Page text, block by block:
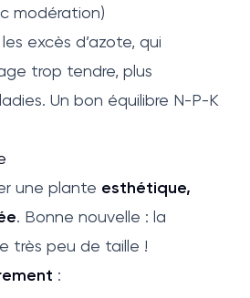
modération)
excès d’azote, qui
trop tendre, plus
Un bon équilibre N-P-K
une plante esthétique,
. Bonne nouvelle : la
très peu de taille !
: